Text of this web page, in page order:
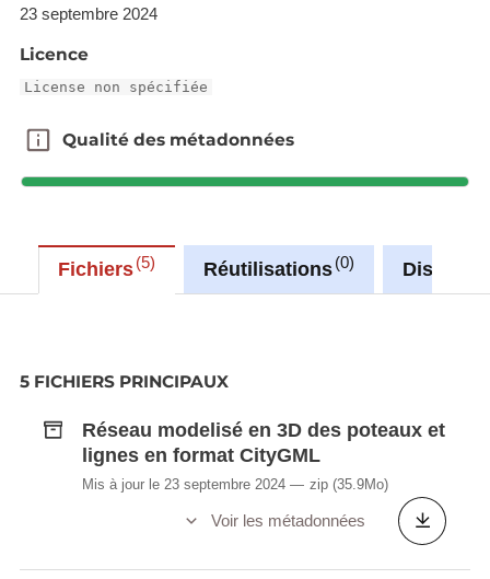
géoportail. ( Lien direct:
Ressources disponibles :
La modélisation en 3D du réseau ESRI GDB
modélisées avec des coordonnées global en
LUREF (EPSG :2169).
23 septembre 2024
Licence
License non spécifiée
Qualité des métadonnées
Qualité des métadonnées
Fichiers 5 Réutilisations 0
5 FICHIERS PRINCIPAUX
Réseau modelisé en 3D des poteaux et
lignes en format CityGML
Mis à jour le 23 septembre 2024 zip (35.9Mo)
Voir les métadonnées